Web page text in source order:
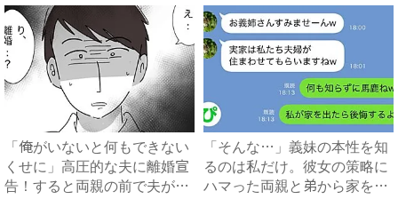
「俺がいないと何もできない
くせに」高圧的な夫に離婚宣
告！すると両親の前で夫がま
「そんな…」義妹の本性を知
るのは私だけ。彼女の策略に
ハマった両親と弟から家を追